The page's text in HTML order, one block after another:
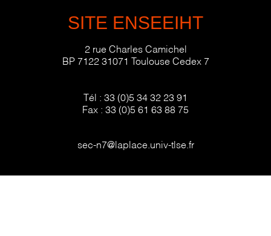
SITE ENSEEIHT
2 rue Charles Camichel
BP 7122 31071 Toulouse Cedex 7
Tél : 33 (0)5 34 32 23 91
Fax : 33 (0)5 61 63 88 75
sec-n7@laplace.univ-tlse.fr